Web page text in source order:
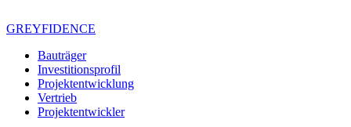
Inhalt
GREYFIDENCE
Bauträger
Investitionsprofil
Projektentwicklung
Vertrieb
Projektentwickler